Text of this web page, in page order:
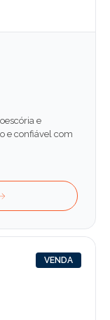
e
e confiável com
VENDA